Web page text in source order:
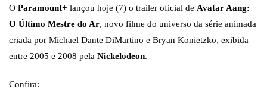
O Paramount+ lançou hoje (7) o trailer oficial de Avatar Aang:
O Último Mestre do Ar, novo filme do universo da série animada
criada por Michael Dante DiMartino e Bryan Konietzko, exibida
entre 2005 e 2008 pela Nickelodeon.
Confira: